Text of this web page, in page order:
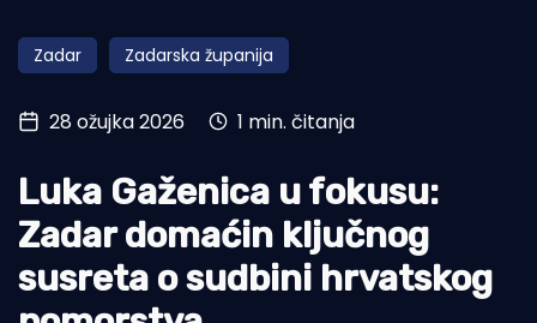
Obala
Otoci
Turizam i nautika
Pomorstvo
Ribolov
Ekologija
Zadar Zadarska županija
28 ožujka 2026 1 min. čitanja
Luka Gaženica u fokusu:
Zadar domaćin ključnog
susreta o sudbini hrvatskog